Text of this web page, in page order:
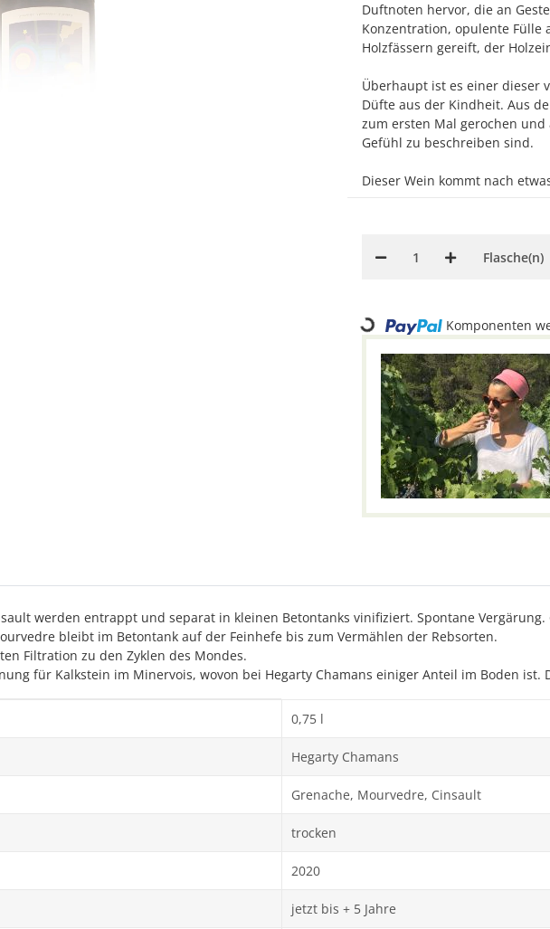
Duftnoten hervor, die an
Konzentration, opulente Fülle
Holzfässern gereift, der
Überhaupt ist es einer dieser
Düfte aus der Kindheit. Aus
zum ersten Mal gerochen
Gefühl zu beschreiben sind.
Dieser Wein kommt nach
Flasche(n)
Komponenten
werden entrappt und separat in kleinen Betontanks vinifiziert. Spontane
bleibt im Betontank auf der Feinhefe bis zum Vermählen der Rebsorten.
Filtration zu den Zyklen des Mondes.
für Kalkstein im Minervois, wovon bei Hegarty Chamans einiger Anteil im Boden
0,75 l
Hegarty Chamans
Grenache, Mourvedre, Cinsault
trocken
2020
jetzt bis + 5 Jahre